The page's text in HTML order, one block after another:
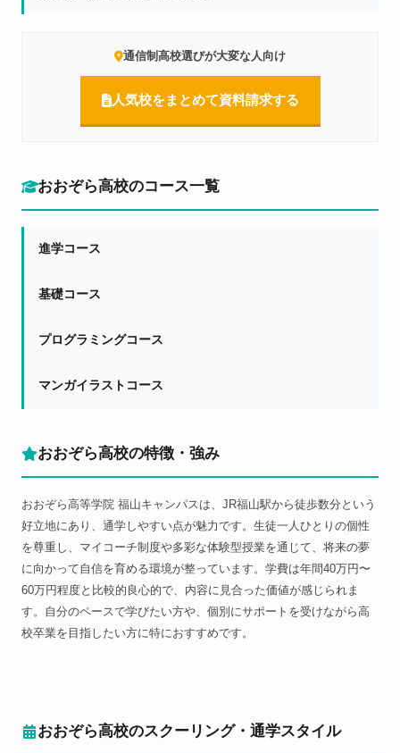
通信制高校選びが大変な人向け
人気校をまとめて資料請求する
おおぞら高校のコース一覧
進学コース
基礎コース
プログラミングコース
マンガイラストコース
おおぞら高校の特徴・強み
おおぞら高等学院 福山キャンパスは、JR福山駅から徒歩数分という
好立地にあり、通学しやすい点が魅力です。生徒一人ひとりの個性
を尊重し、マイコーチ制度や多彩な体験型授業を通じて、将来の夢
に向かって自信を育める環境が整っています。学費は年間40万円〜
60万円程度と比較的良心的で、内容に見合った価値が感じられま
す。自分のペースで学びたい方や、個別にサポートを受けながら高
校卒業を目指したい方に特におすすめです。
おおぞら高校のスクーリング・通学スタイル